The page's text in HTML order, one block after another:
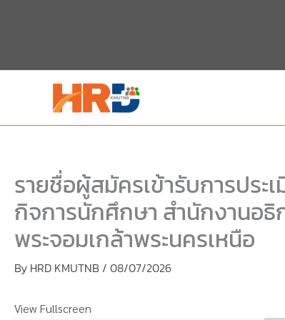
รายชื่อผู้สมัครเข้ารับการประ
กิจการนักศึกษา สำนักงานอธิ
พระจอมเกล้าพระนครเหนือ
By HRD KMUTNB / 08/07/2026
View Fullscreen